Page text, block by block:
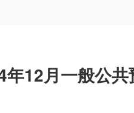
12月一般公